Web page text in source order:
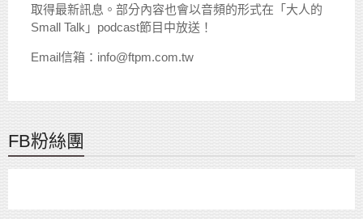
取得最新訊息。部分內容也會以音頻的形式在「大人的
Small Talk」podcast節目中放送！
Email信箱：info@ftpm.com.tw
FB粉絲團